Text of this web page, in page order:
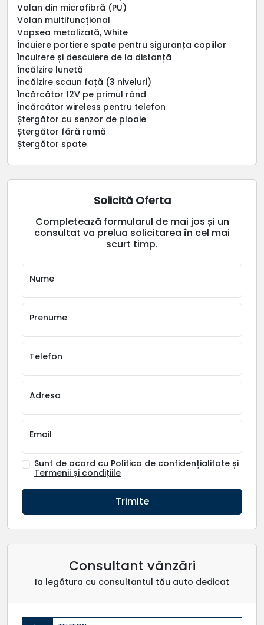
Volan din microfibră (PU)
Volan multifuncțional
Vopsea metalizată, White
Încuiere portiere spate pentru siguranța copiilor
Încuirere și descuiere de la distanță
Încălzire lunetă
Încălzire scaun față (3 niveluri)
Încărcător 12V pe primul rând
Încărcător wireless pentru telefon
Ștergător cu senzor de ploaie
Ștergător fără ramă
Ștergător spate
Solicită Oferta
Completează formularul de mai jos și un
consultat va prelua solicitarea în cel mai
scurt timp.
Nume
Prenume
Telefon
Adresa
Email
Sunt de acord cu Politica de confidențialitate și
Termenii și condițiile
Trimite
Consultant vânzări
Ia legătura cu consultantul tău auto dedicat